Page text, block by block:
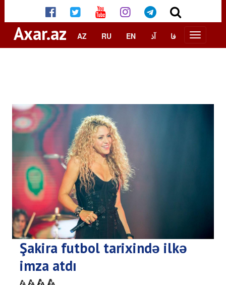
Axar.az AZ RU EN آذ فا
Şakira futbol tarixində ilkə
imza atdı